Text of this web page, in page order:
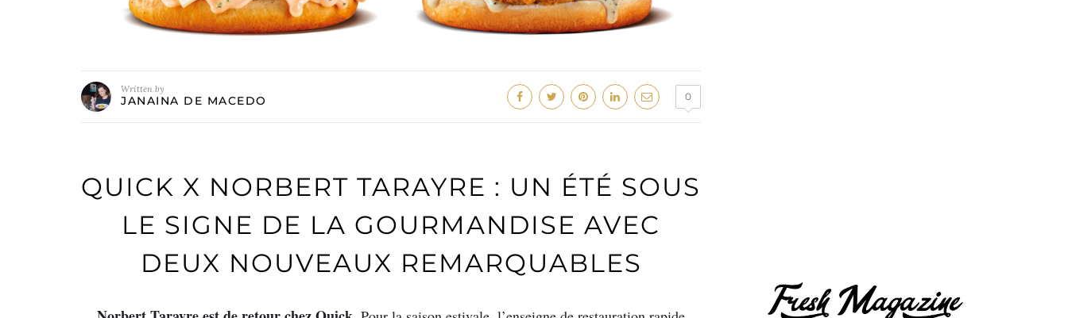
Written by
JANAINA DE MACEDO 0
QUICK X NORBERT TARAYRE : UN ÉTÉ SOUS
LE SIGNE DE LA GOURMANDISE AVEC
DEUX NOUVEAUX REMARQUABLES